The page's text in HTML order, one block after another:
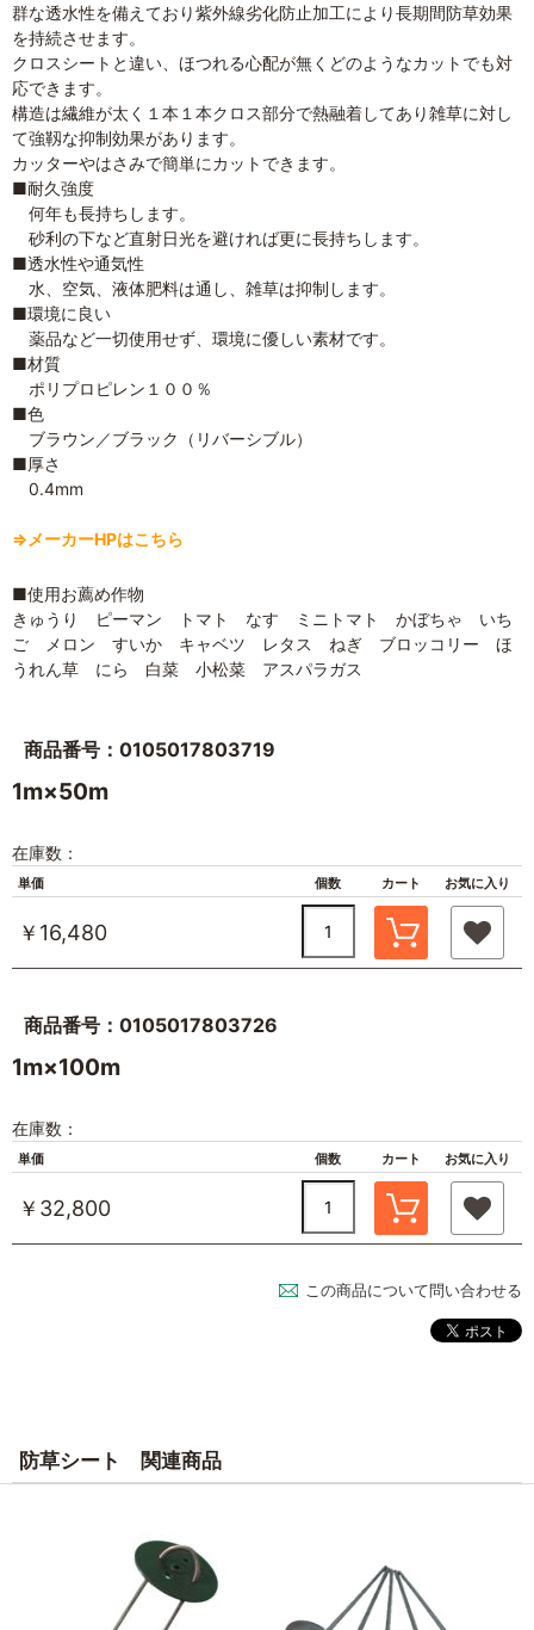
群な透水性を備えており紫外線劣化防止加工により長期間防草効果
を持続させます。
クロスシートと違い、ほつれる心配が無くどのようなカットでも対
応できます。
構造は繊維が太く１本１本クロス部分で熱融着してあり雑草に対し
て強靱な抑制効果があります。
カッターやはさみで簡単にカットできます。
■耐久強度
何年も長持ちします。
砂利の下など直射日光を避ければ更に長持ちします。
■透水性や通気性
水、空気、液体肥料は通し、雑草は抑制します。
■環境に良い
薬品など一切使用せず、環境に優しい素材です。
■材質
ポリプロピレン１００％
■色
ブラウン／ブラック（リバーシブル）
■厚さ
0.4mm
⇒メーカーHPはこちら
■使用お薦め作物
きゅうり ピーマン トマト なす ミニトマト かぼちゃ いち
ご メロン すいか キャベツ レタス ねぎ ブロッコリー ほ
うれん草 にら 白菜 小松菜 アスパラガス
商品番号：0105017803719
1m×50m
在庫数：
単価 個数 カート お気に入り
￥16,480
商品番号：0105017803726
1m×100m
在庫数：
単価 個数 カート お気に入り
￥32,800
この商品について問い合わせる
防草シート 関連商品